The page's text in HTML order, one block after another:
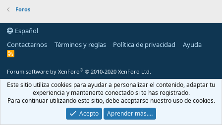
Foros
Español
Contactarnos
Términos y reglas Política de privacidad Ayuda
R
Forum software by XenForo® © 2010-2020 XenForo Ltd.
Este sitio utiliza cookies para ayudar a personalizar el contenido, adaptar tu
experiencia y mantenerte conectado si te has registrado.
Para continuar utilizando este sitio, debe aceptarse nuestro uso de cookies.
Acepto
Aprender más.…